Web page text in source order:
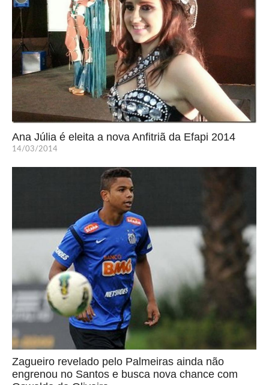
Ana Júlia é eleita a nova Anfitriã da Efapi 2014
14/03/2014
Zagueiro revelado pelo Palmeiras ainda não
engrenou no Santos e busca nova chance com